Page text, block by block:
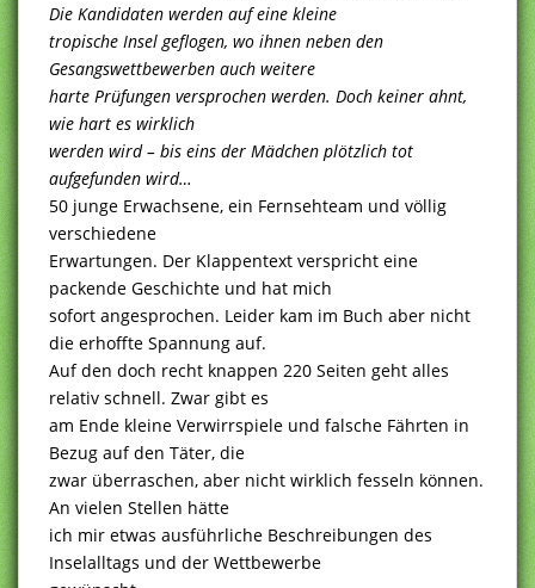
Die Kandidaten werden auf eine kleine
tropische Insel geflogen, wo ihnen neben den
Gesangswettbewerben auch weitere
harte Prüfungen versprochen werden. Doch keiner ahnt,
wie hart es wirklich
werden wird – bis eins der Mädchen plötzlich tot
aufgefunden wird…
50 junge Erwachsene, ein Fernsehteam und völlig
verschiedene
Erwartungen. Der Klappentext verspricht eine
packende Geschichte und hat mich
sofort angesprochen. Leider kam im Buch aber nicht
die erhoffte Spannung auf.
Auf den doch recht knappen 220 Seiten geht alles
relativ schnell. Zwar gibt es
am Ende kleine Verwirrspiele und falsche Fährten in
Bezug auf den Täter, die
zwar überraschen, aber nicht wirklich fesseln können.
An vielen Stellen hätte
ich mir etwas ausführliche Beschreibungen des
Inselalltags und der Wettbewerbe